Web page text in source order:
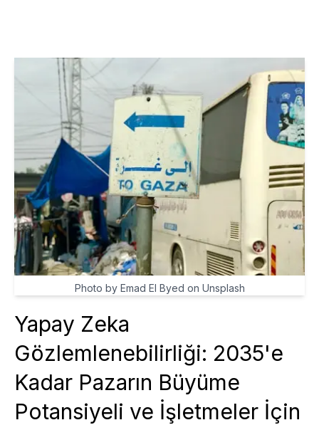
Photo by Emad El Byed on Unsplash
Yapay Zeka
Gözlemlenebilirliği: 2035'e
Kadar Pazarın Büyüme
Potansiyeli ve İşletmeler İçin